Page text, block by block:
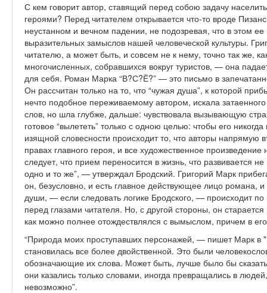
С кем говорит автор, ставящий перед собою задачу
героями? Перед читателем открывается что-то вроде
неустанном и вечном падении, не подозревая, что в этом
выразительных замыслов нашей человеческой культуры.
читателю, а может быть, и совсем не к нему, точно так же,
многочисленных, собравшихся вокруг туристов, — она
для себя. Роман Марка “В?С?Ё?” — это письмо в
Он рассчитан только на то, что “чужая душа”, к которой
нечто подобное переживаемому автором, искала
слов, но шла глубже, дальше: чувствовала вызывающую
готовое “вылететь” только с одною целью: чтобы его
изящной словесности происходит то, что авторы напрямую
правах главного героя, и все художественное
следует, что прием переносится в жизнь, что развивается
одно и то же”, — утверждал Бродский. Григорий Марк
он, безусловно, и есть главное действующее лицо романа, и
души, — если следовать логике Бродского, — происходит
перед глазами читателя. Но, с другой стороны, он
как можно полнее отождествлялся с вымыслом, причем в
“Природа моих проступавших персонажей, — пишет Марк в
становилась все более двойственной. Это были
обозначающие их слова. Может быть, лучше было бы
они казались только словами, иногда превращались в
невозможно”.